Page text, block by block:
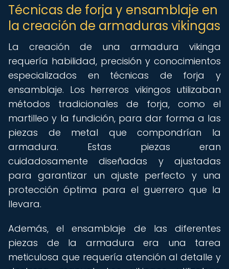
Técnicas de forja y ensamblaje en
la creación de armaduras vikingas
La creación de una armadura vikinga
requería habilidad, precisión y conocimientos
especializados en técnicas de forja y
ensamblaje. Los herreros vikingos utilizaban
métodos tradicionales de forja, como el
martilleo y la fundición, para dar forma a las
piezas de metal que compondrían la
armadura. Estas piezas eran
cuidadosamente diseñadas y ajustadas
para garantizar un ajuste perfecto y una
protección óptima para el guerrero que la
llevara.
Además, el ensamblaje de las diferentes
piezas de la armadura era una tarea
meticulosa que requería atención al detalle y